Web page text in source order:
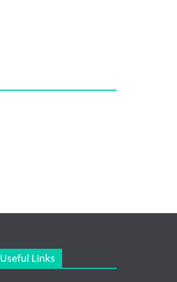
Useful Links